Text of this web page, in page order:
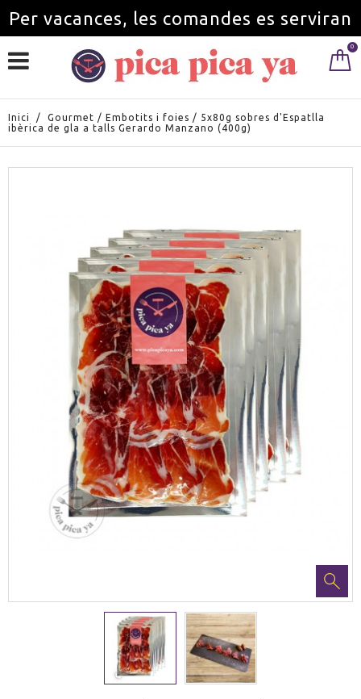
Per vacances, les comandes es serviran
a partir de l'1 de setembre.
0
Inici / Gourmet / Embotits i foies / 5x80g sobres d'Espatlla
ibèrica de gla a talls Gerardo Manzano (400g)